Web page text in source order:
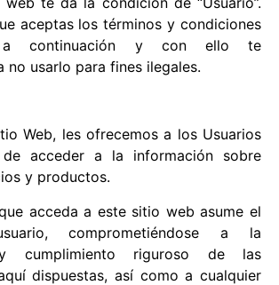
aceptas los términos y condiciones
a continuación y con ello te
no usarlo para fines ilegales.
Web, les ofrecemos a los Usuarios
acceder a la información sobre
y productos.
acceda a este sitio web asume el
comprometiéndose a la
y cumplimiento riguroso de las
dispuestas, así como a cualquier